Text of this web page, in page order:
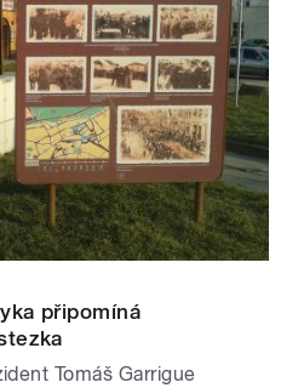
připomíná
Tomáš Garrigue